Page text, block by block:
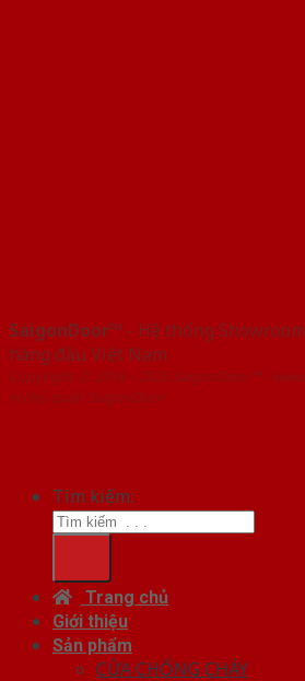
SaigonDoor™ - Hệ thống
hàng đầu Việt Nam
Copyright ⓒ 2016 – 2026 SaigonDoor™ -
vị chủ quản SaigonDoor
Tìm kiếm:
Trang chủ
Giới thiệu
Sản phẩm
CỬA CHỐNG CHÁY